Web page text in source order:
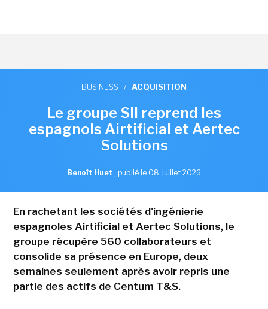
BUSINESS / ACQUISITION
Le groupe SII reprend les
espagnols Airtificial et Aertec
Solutions
Benoît Huet , publié le 08 Juillet 2026
En rachetant les sociétés d'ingénierie
espagnoles Airtificial et Aertec Solutions, le
groupe récupère 560 collaborateurs et
consolide sa présence en Europe, deux
semaines seulement après avoir repris une
partie des actifs de Centum T&S.